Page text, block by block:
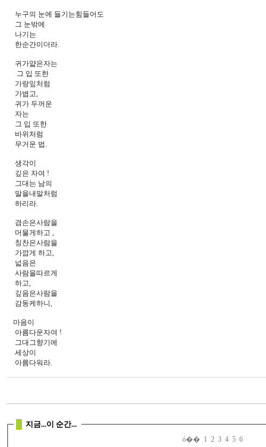
누구의 눈에 들기는힘들어도
그 눈밖에
나기는
한순간이더라.
귀가얇은자는
그 입 또한
가랑잎처럼
가볍고,
귀가 두꺼운
자는
그 입 또한
바위처럼
무거운 법.
생각이
깊은 자여 !
그대는 남의
말을내말처럼
하리라.
겸손은사람을
머물게하고 ,
칭찬은사람을
가깝게 하고,
넓음은
사람을따르게
하고,
깊음은사람을
감동케하니,
마음이
아름다운자여 !
그대그향기에
세상이
아름다워라.
지금...이 순간...
ó�� 1 2 3 4 5 6